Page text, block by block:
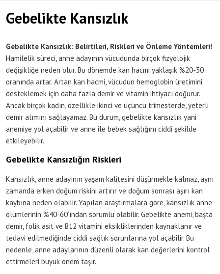
Gebelikte Kansızlık
Gebelikte Kansızlık: Belirtileri, Riskleri ve Önleme Yöntemleri!
Hamilelik süreci, anne adayının vücudunda birçok fizyolojik
değişikliğe neden olur. Bu dönemde kan hacmi yaklaşık %20-30
oranında artar. Artan kan hacmi, vücudun hemoglobin üretimini
desteklemek için daha fazla demir ve vitamin ihtiyacı doğurur.
Ancak birçok kadın, özellikle ikinci ve üçüncü trimesterde, yeterli
demir alımını sağlayamaz. Bu durum, gebelikte kansızlık yani
anemiye yol açabilir ve anne ile bebek sağlığını ciddi şekilde
etkileyebilir.
Gebelikte Kansızlığın Riskleri
Kansızlık, anne adayının yaşam kalitesini düşürmekle kalmaz, aynı
zamanda erken doğum riskini artırır ve doğum sonrası aşırı kan
kaybına neden olabilir. Yapılan araştırmalara göre, kansızlık anne
ölümlerinin %40-60’ından sorumlu olabilir. Gebelikte anemi, başta
demir, folik asit ve B12 vitamini eksikliklerinden kaynaklanır ve
tedavi edilmediğinde ciddi sağlık sorunlarına yol açabilir. Bu
nedenle, anne adaylarının düzenli olarak kan değerlerini kontrol
ettirmeleri büyük önem taşır.